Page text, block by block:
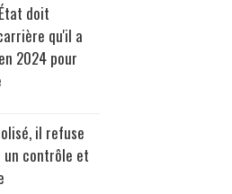
doit
qu'il a
2024 pour
il refuse
un contrôle et